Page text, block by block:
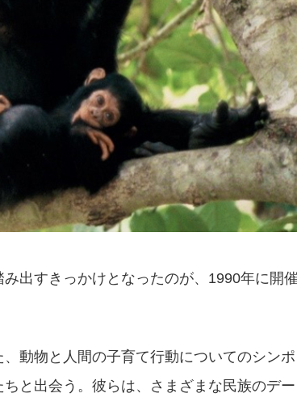
出すきっかけとなったのが、1990年に開
動物と人間の子育て行動についてのシンポ
と出会う。彼らは、さまざまな民族のデー